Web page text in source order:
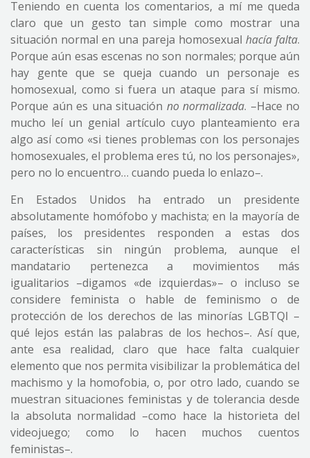
Teniendo en cuenta los comentarios, a mí me queda
claro que un gesto tan simple como mostrar una
situación normal en una pareja homosexual hacía falta.
Porque aún esas escenas no son normales; porque aún
hay gente que se queja cuando un personaje es
homosexual, como si fuera un ataque para sí mismo.
Porque aún es una situación no normalizada. –Hace no
mucho leí un genial artículo cuyo planteamiento era
algo así como «si tienes problemas con los personajes
homosexuales, el problema eres tú, no los personajes»,
pero no lo encuentro… cuando pueda lo enlazo–.
En Estados Unidos ha entrado un presidente
absolutamente homófobo y machista; en la mayoría de
países, los presidentes responden a estas dos
características sin ningún problema, aunque el
mandatario pertenezca a movimientos más
igualitarios –digamos «de izquierdas»– o incluso se
considere feminista o hable de feminismo o de
protección de los derechos de las minorías LGBTQI –
qué lejos están las palabras de los hechos–. Así que,
ante esa realidad, claro que hace falta cualquier
elemento que nos permita visibilizar la problemática del
machismo y la homofobia, o, por otro lado, cuando se
muestran situaciones feministas y de tolerancia desde
la absoluta normalidad –como hace la historieta del
videojuego; como lo hacen muchos cuentos
feministas–.